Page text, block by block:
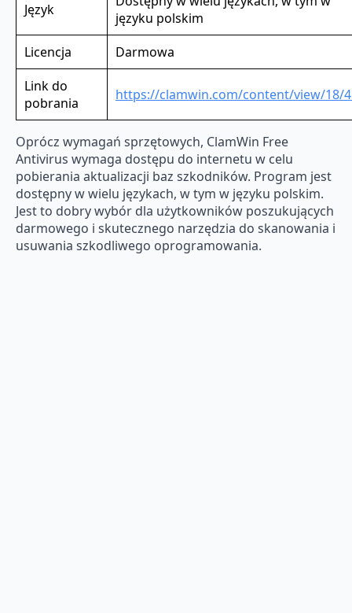
Język
języku polskim
Licencja
Darmowa
Link do
pobrania
https://clamwin.com/content/view/18/
Oprócz wymagań sprzętowych, ClamWin Free
Antivirus wymaga dostępu do internetu w celu
pobierania aktualizacji baz szkodników. Program jest
dostępny w wielu językach, w tym w języku polskim.
Jest to dobry wybór dla użytkowników poszukujących
darmowego i skutecznego narzędzia do skanowania i
usuwania szkodliwego oprogramowania.